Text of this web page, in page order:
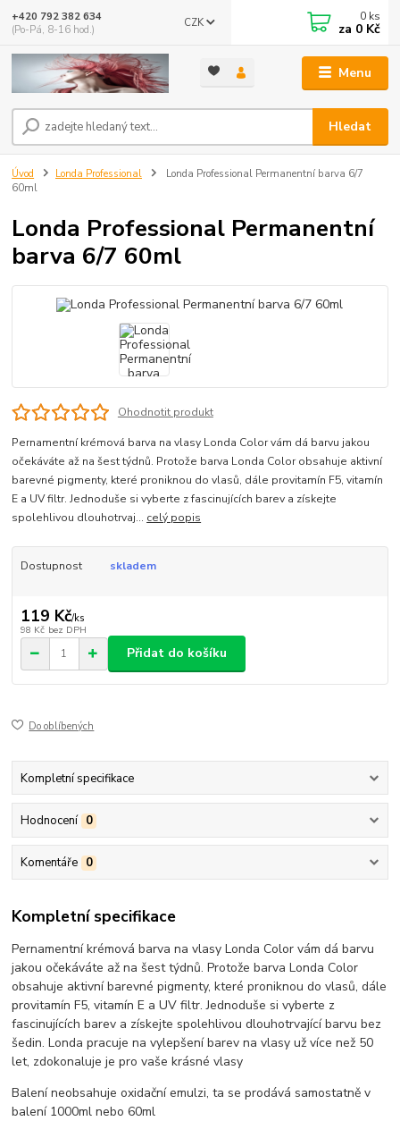
Menu
CZK
Hledat
+420 792 382 634
(Po-Pá, 8-16 hod.)
0 ks
za 0 Kč
Úvod Londa Professional
Londa Professional Permanentní barva 6/7
60ml
Londa Professional Permanentní
barva 6/7 60ml
Ohodnotit produkt
Pernamentní krémová barva na vlasy Londa Color vám dá barvu jakou
očekáváte až na šest týdnů. Protože barva Londa Color obsahuje aktivní
barevné pigmenty, které proniknou do vlasů, dále provitamín F5, vitamín
E a UV filtr. Jednoduše si vyberte z fascinujících barev a získejte
spolehlivou dlouhotrvaj... celý popis
Dostupnost skladem
119 Kč/ks
98 Kč bez DPH
Přidat do košíku
Do oblíbených
Kompletní specifikace
Hodnocení 0
Komentáře 0
Kompletní specifikace
Pernamentní krémová barva na vlasy Londa Color vám dá barvu
jakou očekáváte až na šest týdnů. Protože barva Londa Color
obsahuje aktivní barevné pigmenty, které proniknou do vlasů, dále
provitamín F5, vitamín E a UV filtr. Jednoduše si vyberte z
fascinujících barev a získejte spolehlivou dlouhotrvající barvu bez
šedin. Londa pracuje na vylepšení barev na vlasy už více než 50
let, zdokonaluje je pro vaše krásné vlasy
Balení neobsahuje oxidační emulzi, ta se prodává samostatně v
balení 1000ml nebo 60ml